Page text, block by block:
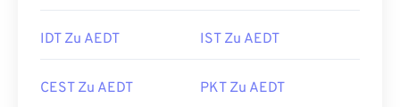
IDT Zu AEDT IST Zu AEDT
CEST Zu AEDT PKT Zu AEDT